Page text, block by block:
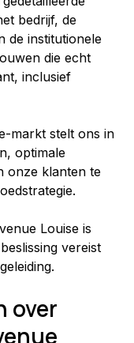
bedrijf, de
de institutionele
die echt
inclusief
markt stelt ons in
optimale
onze klanten te
Louise is
vereist
over